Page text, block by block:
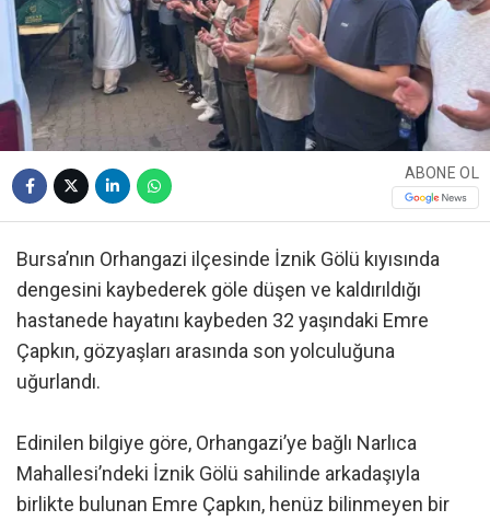
ABONE OL
Bursa’nın Orhangazi ilçesinde İznik Gölü kıyısında
dengesini kaybederek göle düşen ve kaldırıldığı
hastanede hayatını kaybeden 32 yaşındaki Emre
Çapkın, gözyaşları arasında son yolculuğuna
uğurlandı.
Edinilen bilgiye göre, Orhangazi’ye bağlı Narlıca
Mahallesi’ndeki İznik Gölü sahilinde arkadaşıyla
birlikte bulunan Emre Çapkın, henüz bilinmeyen bir